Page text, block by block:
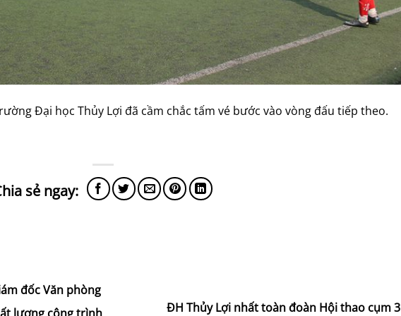
Đại học Thủy Lợi đã cầm chắc tấm vé bước vào vòng đấu tiếp theo.
đốc Văn phòng
lượng công trình
ĐH Thủy Lợi nhất toàn đoàn Hội thao cụm 3